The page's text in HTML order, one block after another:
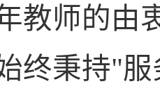
教师的由
终秉持"服